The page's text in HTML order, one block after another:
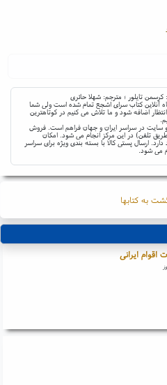
تایلور ؛ مترجم: شهلا حائری
آنلاین کتاب سرای اشجع تمام شده است ولی شما
اضافه شود و ما تلاش می کنیم در کوتاهترین
عضو سایت در سراسر ایران و جهان فراهم است. فروش
تلفن) در این مرکز انجام می شود. امکان
ارسال پستی کالا با بسته بندی ویژه برای سراسر
می شود.
به کتابها